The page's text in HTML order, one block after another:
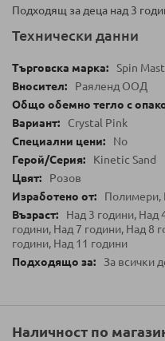
Подходящ за деца над 3
Технически данни
Spin
Раяленд ООД
Crystal Pink
No
Kinetic Sand
Розов
Полимери,
Над 3 години, Над
години, Над 7 години, Над 8
години, Над 11 години
За всички
Наличност по